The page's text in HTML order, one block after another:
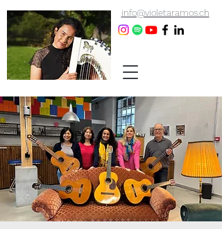
info@violetaramos.ch